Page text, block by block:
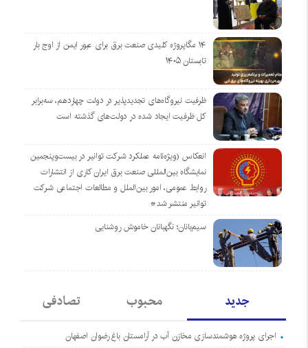
۱۴ مگاپروژه‌ کلیدی صنعت برق برای عبور ایمن از اوج بار
تابستان ۱۴۰۵
ظرفیت نیروگاه‌های تجدیدپذیر در دولت چهاردهم، سه‌برابر
کل ظرفیت ایجاد شده در دولت‌های گذشته است
انعکاس (ویژه‌نامه عملکرد شرکت توانیر در بیست‌وپنجمین
نمایشگاه بین‌المللی صنعت برق ایران کاری از انتشارات
روابط عمومی، امور بین‌الملل و مطالعات اجتماعی شرکت
توانیر منتشر شد*
سیم‌بانان؛ نگهبانان خاموش روشنایی
جدید محبوب تصادفی
اجرای پروژه هوشمندسازی مخازن آب در آرامستان‌ باغ رضوان اصفهان